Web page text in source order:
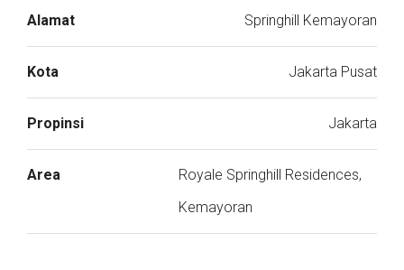
Alamat Springhill Kemayoran
Kota Jakarta Pusat
Propinsi Jakarta
Area
Royale Springhill Residences,
Kemayoran